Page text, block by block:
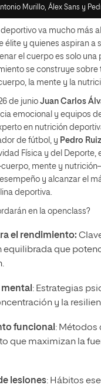
Murillo, Álex Sans y
va mucho más
élite y quienes aspiran a
el cuerpo es solo una
se construye sobre
la mente y la
de junio Juan Carlos
emocional y equipos
en nutrición
de fútbol, y Pedro Ruiz
Física y del Deporte,
mente y
y alcanzar el
deportiva.
en la openclass?
el rendimiento:
que
: Estrategias
y la
funcional : Métodos
que maximizan la
lesiones: Hábitos